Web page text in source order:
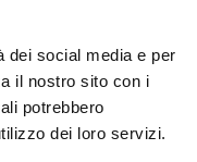
dei social media e per
il nostro sito con i
potrebbero
dei loro servizi.